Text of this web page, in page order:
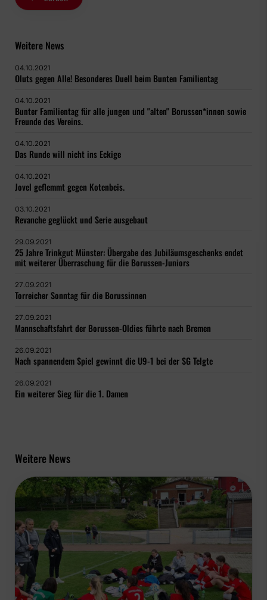
Weitere News
04.10.2021
Oluts gegen Alle! Besonderes Duell beim Bunten Familientag
04.10.2021
Bunter Familientag für alle jungen und "alten" Borussen*innen sowie
Freunde des Vereins.
04.10.2021
Das Runde will nicht ins Eckige
04.10.2021
Jovel geflemmt gegen Kotenbeis.
03.10.2021
Revanche geglückt und Serie ausgebaut
29.09.2021
25 Jahre Trinkgut Münster: Übergabe des Jubiläumsgeschenks endet
mit weiterer Überraschung für die Borussen-Juniors
27.09.2021
Torreicher Sonntag für die Borussinnen
27.09.2021
Mannschaftsfahrt der Borussen-Oldies führte nach Bremen
26.09.2021
Nach spannendem Spiel gewinnt die U9-1 bei der SG Telgte
26.09.2021
Ein weiterer Sieg für die 1. Damen
Weitere News